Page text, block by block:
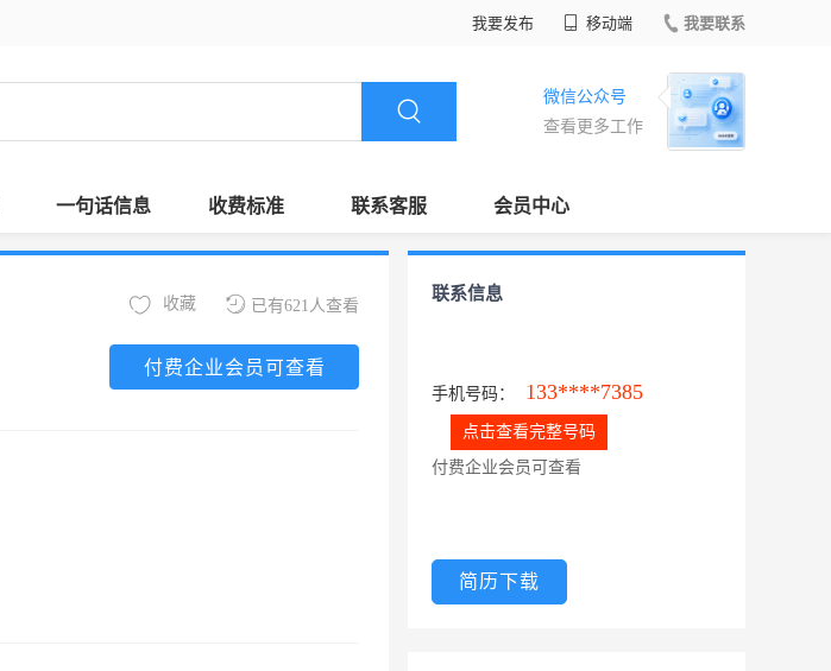
我要发布 移动端 我要联系
微信公众号
查看更多工作
一句话信息 收费标准 联系客服 会员中心
已有621人查看
收藏
付费企业会员可查看
联系信息
手机号码： 133****7385
点击查看完整号码
付费企业会员可查看
简历下载